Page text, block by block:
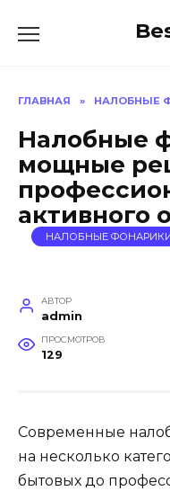
ГЛАВНАЯ » НАЛОБНЫЕ
Налобные
мощные
активного
НАЛОБНЫЕ
АВТОР
admin
ПРОСМОТРОВ
129
Современные
на несколько
бытовых до